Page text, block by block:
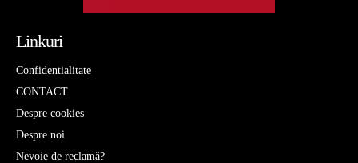
Linkuri
Confidentialitate
CONTACT
Despre cookies
Despre noi
Nevoie de reclamă?